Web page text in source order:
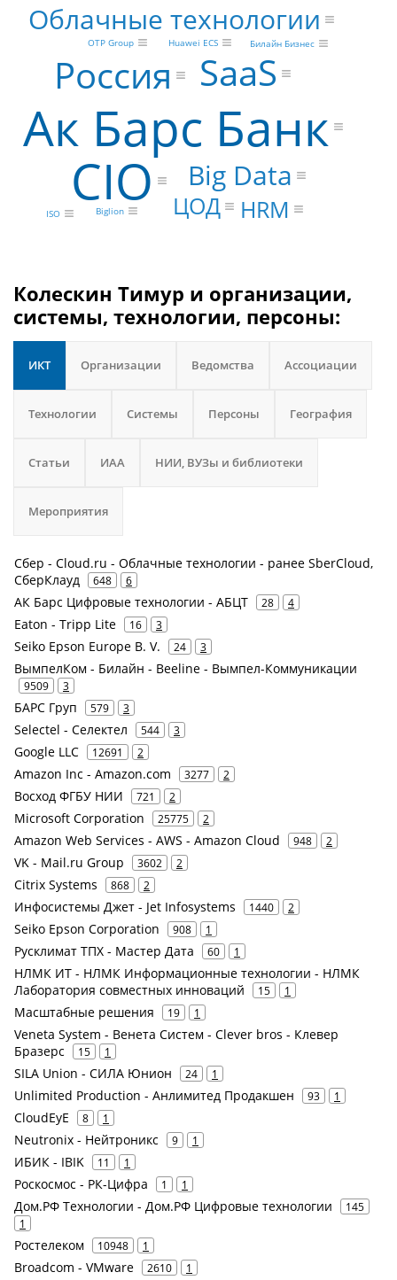
Ак Барс Банк
CIO
SaaS
Россия
Облачные технологии
Big Data
ЦОД HRM
ISO
Билайн Бизнес
Huawei ECS
OTP Group
Biglion
Колескин Тимур и организации,
системы, технологии, персоны:
ИКТ Организации Ведомства Ассоциации
Технологии Системы Персоны География
Статьи ИАА НИИ, ВУЗы и библиотеки
Мероприятия
Сбер - Cloud.ru - Облачные технологии - ранее SberCloud,
СберКлауд
648 6
АК Барс Цифровые технологии - АБЦТ 28 4
Eaton - Tripp Lite 16 3
Seiko Epson Europe B. V. 24 3
ВымпелКом - Билайн - Beeline - Вымпел-Коммуникации
9509 3
БАРС Груп 579 3
Selectel - Селектел 544 3
Google LLC 12691 2
Amazon Inc - Amazon.com 3277 2
Восход ФГБУ НИИ 721 2
Microsoft Corporation 25775 2
Amazon Web Services - AWS - Amazon Cloud 948 2
VK - Mail.ru Group 3602 2
Citrix Systems 868 2
Инфосистемы Джет - Jet Infosystems 1440 2
Seiko Epson Corporation 908 1
Русклимат ТПХ - Мастер Дата 60 1
НЛМК ИТ - НЛМК Информационные технологии - НЛМК
Лаборатория совместных инноваций
15 1
Масштабные решения 19 1
Veneta System - Венета Систем - Clever bros - Клевер
Бразерс
15 1
SILA Union - СИЛА Юнион 24 1
Unlimited Production - Анлимитед Продакшен 93 1
CloudEyE 8 1
Neutronix - Нейтроникс 9 1
ИБИК - IBIK 11 1
Роскосмос - РК-Цифра 1 1
Дом.РФ Технологии - Дом.РФ Цифровые технологии
145
1
Ростелеком 10948 1
Broadcom - VMware 2610 1